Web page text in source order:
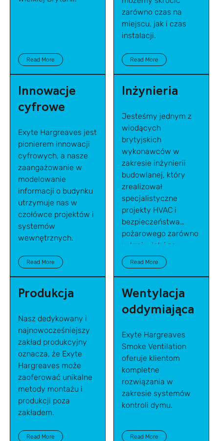
Read More
zarówno czas na
miejscu, jak i czas
instalacji.
Read More
Innowacje
cyfrowe
Exyte Hargreaves jest
pionierem innowacji
cyfrowych, a nasze
zaangażowanie w
modelowanie
informacji o budynku
utrzymuje nas w
czołówce projektów i
systemów
wewnętrznych.
Read More
Inżynieria
Jesteśmy jednym z
wiodących
brytyjskich
wykonawców w
zakresie inżynierii
budowlanej, który
zrealizował
specjalistyczne
projekty HVAC i
bezpieczeństwa
pożarowego zarówno
w kraju, jak i za
granicą.
Read More
Produkcja
Nasz dedykowany i
najnowocześniejszy
zakład produkcyjny
oznacza, że Exyte
Hargreaves może
zaoferować unikalne
metody montażu i
produkcji poza
zakładem.
Read More
Wentylacja
oddymiająca
Exyte Hargreaves
Smoke Ventilation
oferuje klientom
kompletne
rozwiązania w
zakresie systemów
kontroli dymu.
Read More